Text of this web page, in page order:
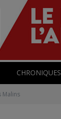
CHRONIQUES
Malins